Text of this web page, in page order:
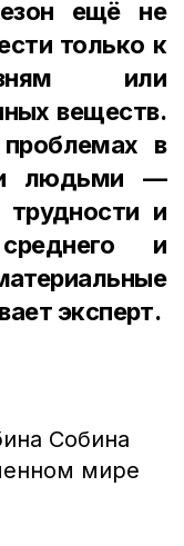
ещё не
только к
или
веществ.
в
людьми —
трудности и
и
эксперт.
Собина
мире